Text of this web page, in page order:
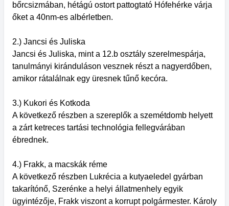
bőrcsizmában, hétágú ostort pattogtató Hófehérke várja
őket a 40nm-es albérletben.
2.) Jancsi és Juliska
Jancsi és Juliska, mint a 12.b osztály szerelmespárja,
tanulmányi kiránduláson vesznek részt a nagyerdőben,
amikor rátalálnak egy üresnek tűnő kecóra.
3.) Kukori és Kotkoda
A következő részben a szereplők a szemétdomb helyett
a zárt ketreces tartási technológia fellegvárában
ébrednek.
4.) Frakk, a macskák réme
A következő részben Lukrécia a kutyaeledel gyárban
takarítónő, Szerénke a helyi állatmenhely egyik
ügyintézője, Frakk viszont a korrupt polgármester. Károly